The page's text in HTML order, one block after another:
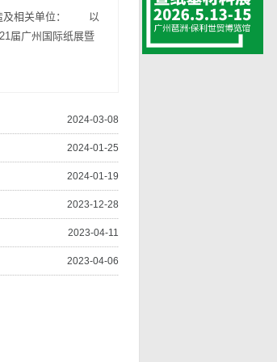
造及相关单位： 以
届广州国际纸展暨
2024-03-08
2024-01-25
2024-01-19
2023-12-28
2023-04-11
2023-04-06